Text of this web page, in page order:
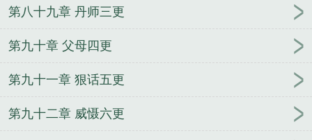
第八十九章 丹师三更
第九十章 父母四更
第九十一章 狠话五更
第九十二章 威慑六更